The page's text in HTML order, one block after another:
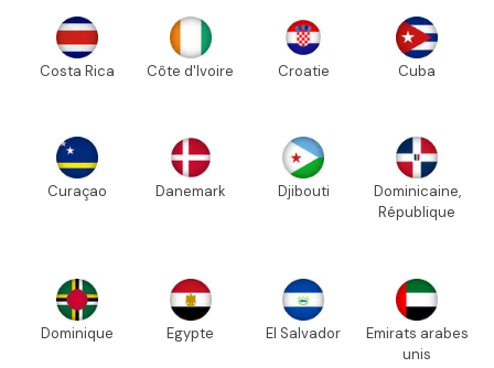
Costa Rica Côte d'Ivoire Croatie Cuba
Curaçao Danemark Djibouti
Dominicaine,
République
Dominique Egypte El Salvador
Emirats arabes
unis